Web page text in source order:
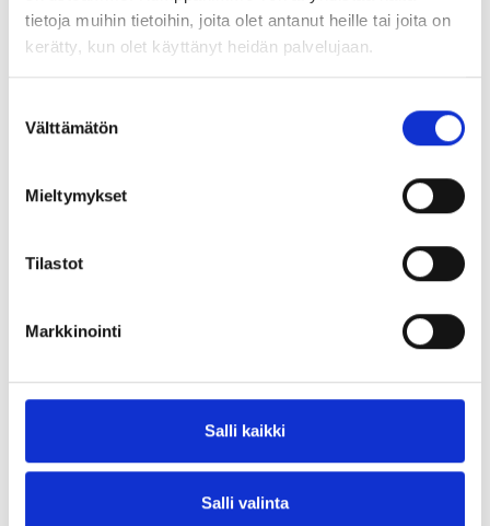
tietoja muihin tietoihin, joita olet antanut heille tai joita on
kerätty, kun olet käyttänyt heidän palvelujaan.
valinta
Välttämätön
Mieltymykset
Tilastot
Markkinointi
Salli kaikki
Salli valinta
Tarjoamme kattavasti tuotteita kalliolujitukseen ja
asiantuntijoiltamme.
Uusimmat
5.3.2026
Olemme mukana Teräsrakennepäivässä 6.11.2025